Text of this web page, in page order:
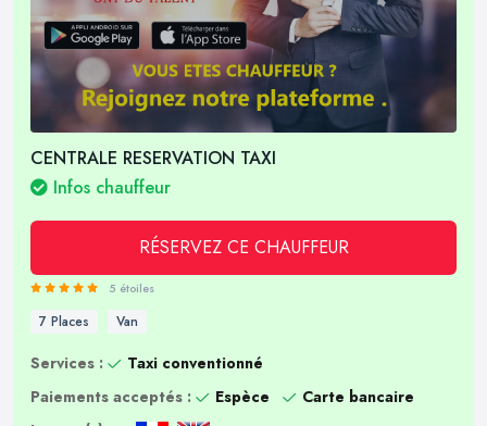
CENTRALE RESERVATION TAXI
Infos chauffeur
RÉSERVEZ CE CHAUFFEUR
5 étoiles
7 Places Van
Services :
Taxi conventionné
Paiements acceptés :
Espèce
Carte bancaire